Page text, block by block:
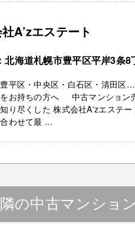
A’zエステート
北海道札幌市豊平区平岸3条
平区・中央区・白石区・清田区
お持ちの方へ 中古マンション
り尽くした 株式会社A'zエステ
わせて最 ...
の中古マンショ